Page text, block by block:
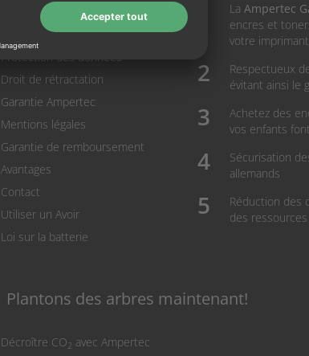
A propos de nous
Termes et conditions
Protection des données
Droit de rétractation
Garantie Ampertec
Mentions légales
Garantie de remboursement
Avantages
Contact
Utiliser un Avoir
Loi sur la batterie
La Ampertec
encres et
votre
Respectueux
évitant ainsi le
Achetez des
vos enfants
Sécurisation
allemands
Réduction des
des ressources
Plantons des arbres maintenant!
Décroître CO2 avec Ampertec